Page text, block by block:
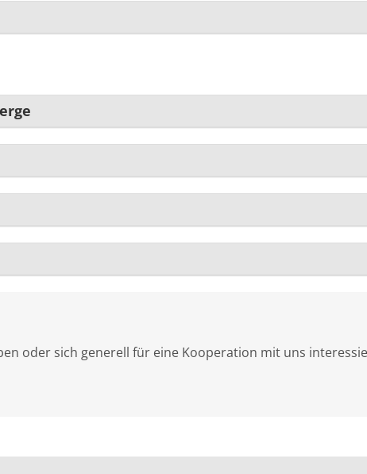
oder sich generell für eine Kooperation mit uns